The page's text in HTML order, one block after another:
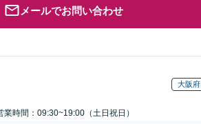
メールでお問い合わせ
大阪府
業時間：09:30~19:00（土日祝日）